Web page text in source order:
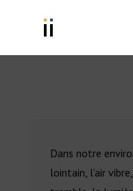
Dans notre
lointain, l’air